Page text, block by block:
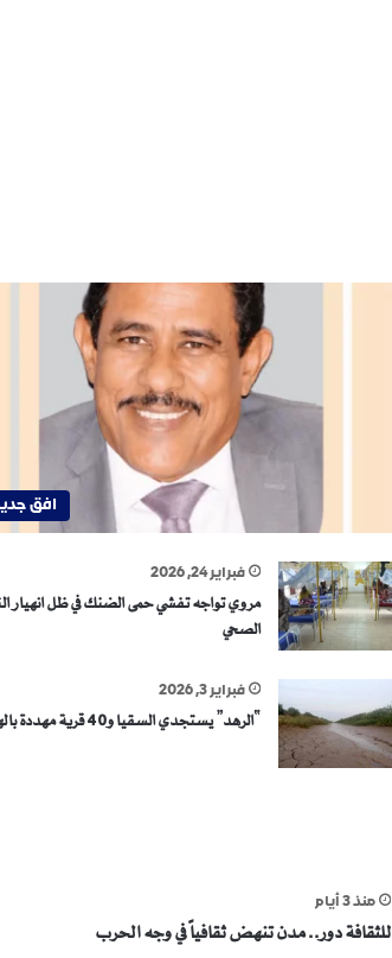
افق
فبراير 24, 2026
مروي تواجه تفشي حمى الضنك في ظل انهيار
الصحي
فبراير 3, 2026
“الرهد” يستجدي السقيا و40 قرية مهددة بالهجرة
منذ 3 أيام
للثقافة دور.. مدن تنهض ثقافياً في وجه الحرب